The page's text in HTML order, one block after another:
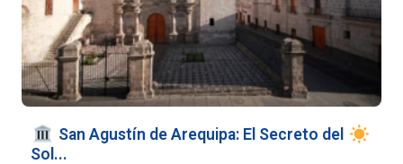
️ San Agustín de Arequipa: El Secreto del
Sol...